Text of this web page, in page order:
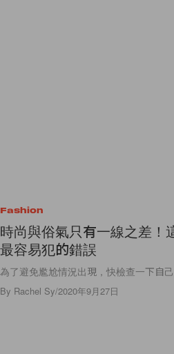
Fashion
時尚與俗氣只有一線之差！
最容易犯的錯誤
為了避免尷尬情況出現，快檢查一下自
By Rachel Sy/2020年9月27日